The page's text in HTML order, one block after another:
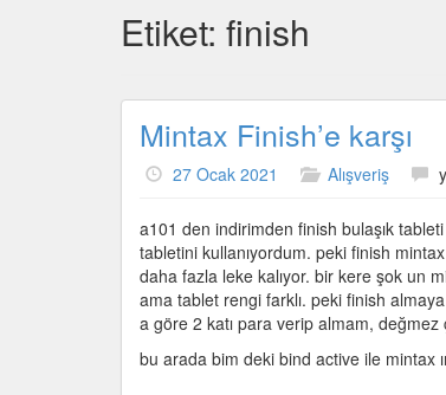
Etiket: finish
Mintax Finish’e karşı
27 Ocak 2021 Alışveriş
a101 den indirimden finish bulaşık
tabletini kullanıyordum. peki finish
daha fazla leke kalıyor. bir kere şok un
ama tablet rengi farklı. peki finish
a göre 2 katı para verip almam,
bu arada bim deki bind active ile mintax